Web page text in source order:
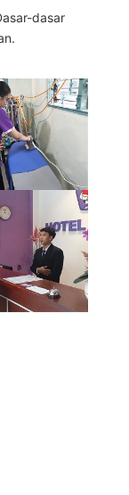
dasar